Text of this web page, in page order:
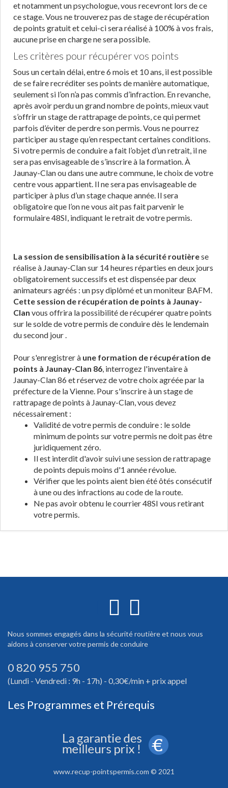
et notamment un psychologue, vous recevront lors de ce
ce stage. Vous ne trouverez pas de stage de récupération
de points gratuit et celui-ci sera réalisé à 100% à vos frais,
aucune prise en charge ne sera possible.
Les critères pour récupérer vos points
Sous un certain délai, entre 6 mois et 10 ans, il est possible
de se faire recréditer ses points de manière automatique,
seulement si l’on n’a pas commis d’infraction. En revanche,
après avoir perdu un grand nombre de points, mieux vaut
s’offrir un stage de rattrapage de points, ce qui permet
parfois d’éviter de perdre son permis. Vous ne pourrez
participer au stage qu’en respectant certaines conditions.
Si votre permis de conduire a fait l’objet d’un retrait, il ne
sera pas envisageable de s’inscrire à la formation. À
Jaunay-Clan ou dans une autre commune, le choix de votre
centre vous appartient. Il ne sera pas envisageable de
participer à plus d’un stage chaque année. Il sera
obligatoire que l’on ne vous ait pas fait parvenir le
formulaire 48SI, indiquant le retrait de votre permis.
La session de sensibilisation à la sécurité routièrese
réalise à Jaunay-Clan sur 14 heures réparties en deux jours
obligatoirement successifs et est dispensée par deux
animateurs agréés : un psy diplômé et un moniteur BAFM.
Cette session de récupération de points à Jaunay-
Clan vous offrira la possibilité de récupérer quatre points
sur le solde de votre permis de conduire dès le lendemain
du second jour .
Pour s'enregistrer à une formation de récupération de
points à Jaunay-Clan 86, interrogez l'inventaire à
Jaunay-Clan 86 et réservez de votre choix agréée par la
préfecture de la Vienne. Pour s'inscrire à un stage de
rattrapage de points à Jaunay-Clan, vous devez
nécessairement :
Validité de votre permis de conduire : le solde
minimum de points sur votre permis ne doit pas être
juridiquement zéro.
Il est interdit d'avoir suivi une session de rattrapage
de points depuis moins d'1 année révolue.
Vérifier que les points aient bien été ôtés consécutif
à une ou des infractions au code de la route.
Ne pas avoir obtenu le courrier 48SI vous retirant
votre permis.
Nous sommes engagés dans la sécurité routière et nous vous
aidons à conserver votre permis de conduire
0 820 955 750
(Lundi - Vendredi : 9h - 17h) - 0,30€/min + prix appel
Les Programmes et Prérequis
www.recup-pointspermis.com © 2021